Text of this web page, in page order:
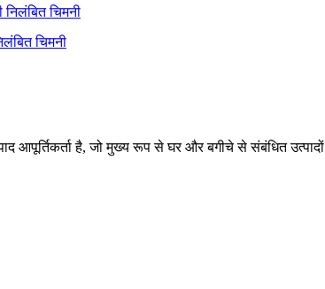
चिमनी
आपूर्तिकर्ता है, जो मुख्य रूप से घर और बगीचे से संबंधित